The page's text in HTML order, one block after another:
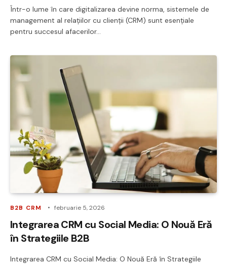
Într-o lume în care digitalizarea devine norma, sistemele de
management al relațiilor cu clienții (CRM) sunt esențiale
pentru succesul afacerilor…
B2B CRM februarie 5, 2026
Integrarea CRM cu Social Media: O Nouă Eră
în Strategiile B2B
Integrarea CRM cu Social Media: O Nouă Eră în Strategiile